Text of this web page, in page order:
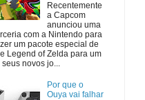
Recentemente
a Capcom
anunciou uma
com a Nintendo para
um pacote especial de
Legend of Zelda para um
seus novos jo...
Por que o
Ouya vai falhar